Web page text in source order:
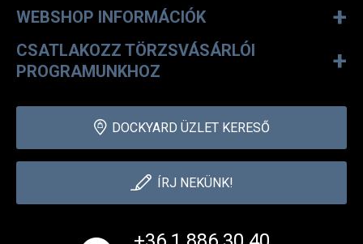
WEBSHOP INFORMÁCIÓK +
CSATLAKOZZ TÖRZSVÁSÁRLÓI
PROGRAMUNKHOZ
+
DOCKYARD ÜZLET KERESŐ
ÍRJ NEKÜNK!